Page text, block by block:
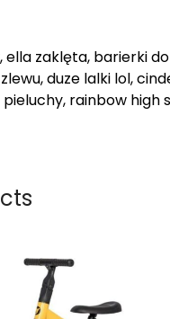
zaklęta, barierki
duze lalki lol,
rainbow high